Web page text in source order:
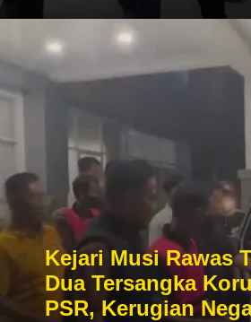
Kejari Musi Rawas
Dua Tersangka
PSR, Kerugian